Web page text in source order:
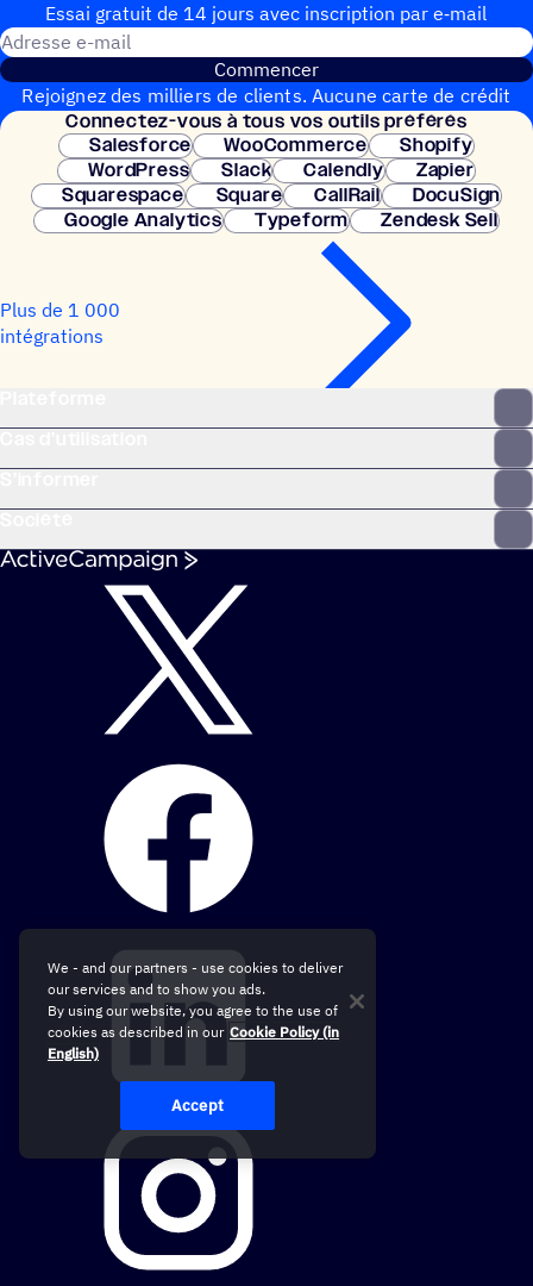
Essai gratuit de 14 jours avec inscrip­tion par e‑mail
Commencer
Rejoignez des milliers de clients. Aucune carte de crédit
nécessaire. Configuration instantanée.
Connec­tez-vous à tous vos outils préférés
Salesforce
WooCommerce
Shopify
WordPress
Slack Calendly
Zapier
Squarespace
Square CallRail
DocuSign
Google Analytics
Typeform Zendesk Sell
Plus de 1 000
intégrations
We - and our partners - use cookies to deliver
our services and to show you ads.
By using our website, you agree to the use of
cookies as described in our Cookie Policy (in
English)
Accept